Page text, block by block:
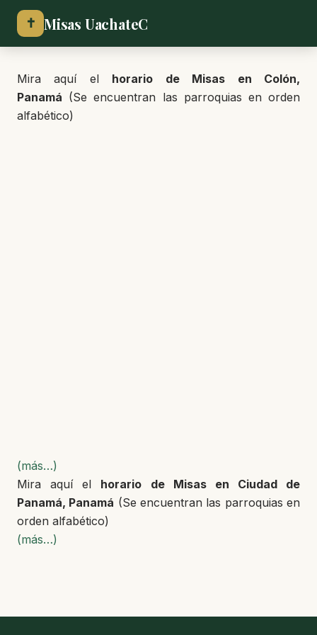
✝ Misas UachateC
Mira aquí el horario de Misas en Colón,
Panamá (Se encuentran las parroquias en orden
alfabético)
(más…)
Mira aquí el horario de Misas en Ciudad de
Panamá, Panamá (Se encuentran las parroquias en
orden alfabético)
(más…)